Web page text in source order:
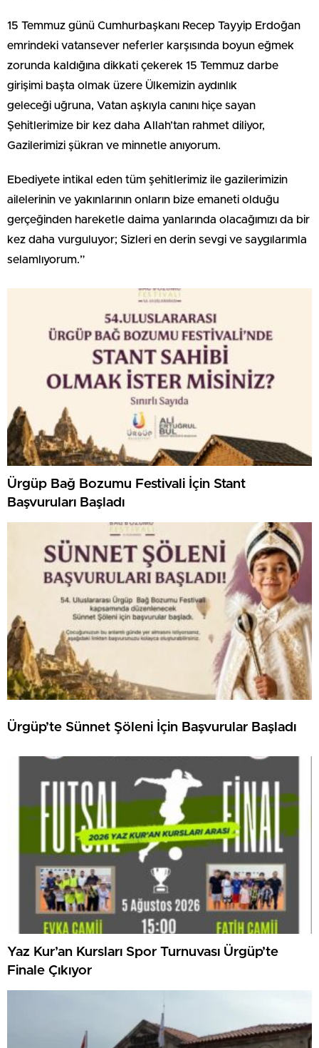
15 Temmuz günü Cumhurbaşkanı Recep Tayyip Erdoğan
emrindeki vatansever neferler karşısında boyun eğmek
zorunda kaldığına dikkati çekerek 15 Temmuz darbe
girişimi başta olmak üzere Ülkemizin aydınlık
geleceği uğruna, Vatan aşkıyla canını hiçe sayan
Şehitlerimize bir kez daha Allah’tan rahmet diliyor,
Gazilerimizi şükran ve minnetle anıyorum.
Ebediyete intikal eden tüm şehitlerimiz ile gazilerimizin
ailelerinin ve yakınlarının onların bize emaneti olduğu
gerçeğinden hareketle daima yanlarında olacağımızı da bir
kez daha vurguluyor; Sizleri en derin sevgi ve saygılarımla
selamlıyorum.”
Ürgüp Bağ Bozumu Festivali İçin Stant
Başvuruları Başladı
Ürgüp’te Sünnet Şöleni İçin Başvurular Başladı
Yaz Kur’an Kursları Spor Turnuvası Ürgüp’te
Finale Çıkıyor